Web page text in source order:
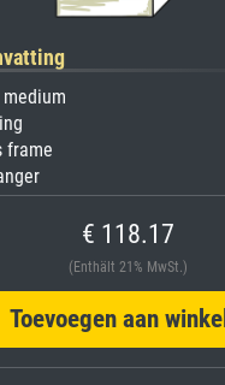
frame
€ 118.17
(Enthält 21% MwSt.)
aan